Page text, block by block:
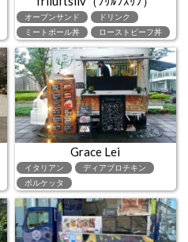
オープンサンド
ドリンク
ミートボール丼
ローストビーフ丼
Grace Lei
イタリアン
ディアブロチキン
ポルケッタ